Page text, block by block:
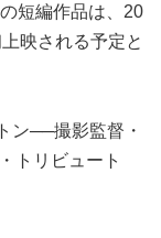
短編作品は、20
映される予定と
ン──撮影監督・
トリビュート